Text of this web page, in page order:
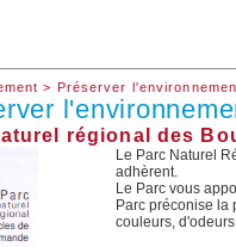
> Préserver
régional des
Le Parc Naturel
adhèrent.
Le Parc vous
Parc préconise la
couleurs,